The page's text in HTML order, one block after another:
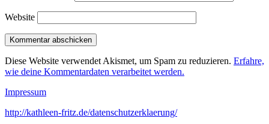
Website
Diese Website verwendet Akismet, um Spam zu reduzieren. Erfahre,
wie deine Kommentardaten verarbeitet werden.
Impressum
http://kathleen-fritz.de/datenschutzerklaerung/